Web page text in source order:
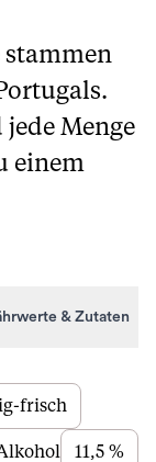
stammen
Menge
einem
& Zutaten
frisch
11,5 %